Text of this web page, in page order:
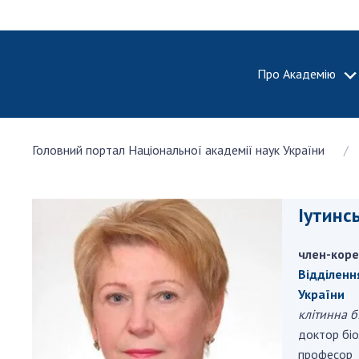
Про Академію
Про
Історія
України
та
НАН
Головний портал Національної академії наук України
член-
України
клітинна
доктор
професор